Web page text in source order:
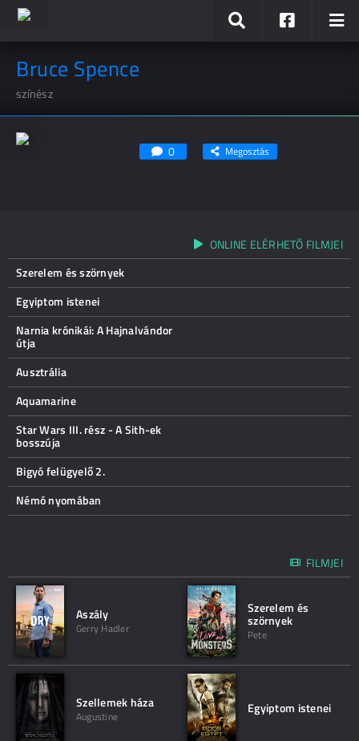
Bruce Spence
színész
0 Megosztás
ONLINE ELÉRHETŐ FILMJEI
Szerelem és szörnyek
Egyiptom istenei
Narnia krónikái: A Hajnalvándor
útja
Ausztrália
Aquamarine
Star Wars III. rész - A Sith-ek
bosszúja
Bigyó felügyelő 2.
Némó nyomában
FILMJEI
Aszály
Gerry Hadler
Szerelem és
szörnyek
Pete
Szellemek háza
Augustine
Egyiptom istenei